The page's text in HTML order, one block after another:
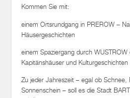
Kommen Sie mit:
einem Ortsrundgang in PREROW –
Häusergeschichten
einem Spaziergang durch WUSTROW
Kapitänshäuser und Kulturgeschichten
Zu jeder Jahreszeit – egal ob Schnee,
Sonnenschein – soll es die Stadt